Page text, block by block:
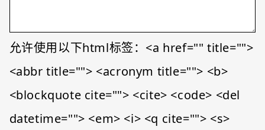
允许使用以下html标签：<a href="" title="">
<abbr title=""> <acronym title=""> <b>
<blockquote cite=""> <cite> <code> <del
datetime=""> <em> <i> <q cite=""> <s>